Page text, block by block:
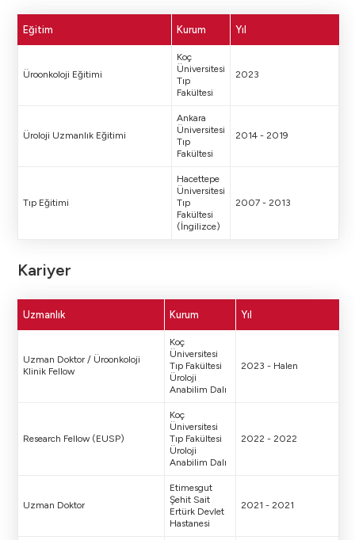
Eğitim Kurum Yıl
Üroonkoloji Eğitimi
Koç
Üniversitesi
Tıp
Fakültesi
2023
Üroloji Uzmanlık Eğitimi
Ankara
Üniversitesi
Tıp
Fakültesi
2014 - 2019
Tıp Eğitimi
Hacettepe
Üniversitesi
Tıp
Fakültesi
(İngilizce)
2007 - 2013
Kariyer
Uzmanlık Kurum Yıl
Uzman Doktor / Üroonkoloji
Klinik Fellow
Koç
Üniversitesi
Tıp Fakültesi
Üroloji
Anabilim Dalı
2023 - Halen
Research Fellow (EUSP)
Koç
Üniversitesi
Tıp Fakültesi
Üroloji
Anabilim Dalı
2022 - 2022
Uzman Doktor
Etimesgut
Şehit Sait
Ertürk Devlet
Hastanesi
2021 - 2021